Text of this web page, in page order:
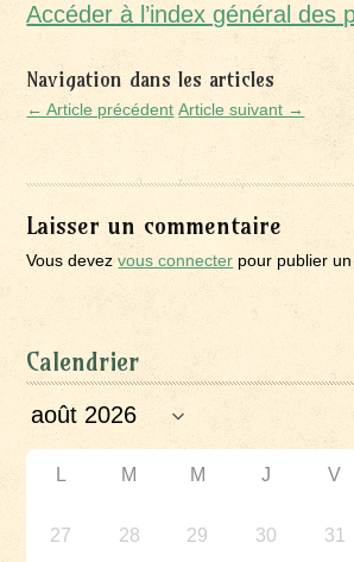
Accéder à l’index général des
Navigation dans les articles
← Article précédent Article suivant →
Laisser un commentaire
Vous devezvous connecter pour publier
Calendrier
L M M J V
27 28 29 30 31